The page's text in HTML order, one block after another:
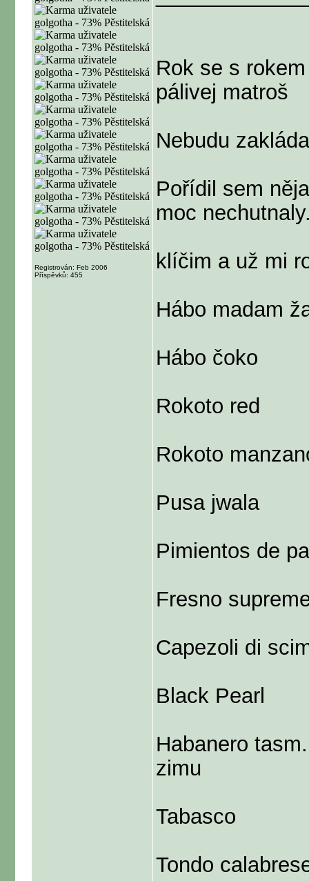
Registrován: Feb 2006
Příspěvků: 455
Rok se s
pálivej matroš
Nebudu
Pořídil sem
moc
klíčim a už mi
Hábo madam
Hábo čoko
Rokoto red
Rokoto
Pusa jwala
Pimientos de
Fresno
Capezoli di
Black Pearl
Habanero
zimu
Tabasco
Tondo